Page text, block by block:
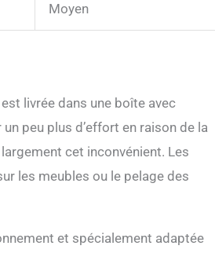
Moyen
livrée dans une boîte avec
peu plus d’effort en raison de la
cet inconvénient. Les
les meubles ou le pelage des
et spécialement adaptée